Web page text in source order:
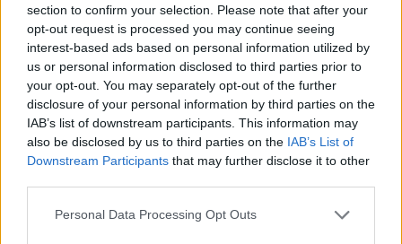
section to confirm your selection. Please note that after your
opt-out request is processed you may continue seeing
interest-based ads based on personal information utilized by
us or personal information disclosed to third parties prior to
your opt-out. You may separately opt-out of the further
disclosure of your personal information by third parties on the
IAB’s list of downstream participants. This information may
also be disclosed by us to third parties on the IAB’s List of
Downstream Participants that may further disclose it to other
Personal Data Processing Opt Outs
Refescar
JComments